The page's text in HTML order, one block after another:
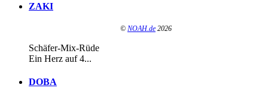
ZAKI
© NOAH.de 2026
Schäfer-Mix-Rüde
Ein Herz auf 4...
DOBA